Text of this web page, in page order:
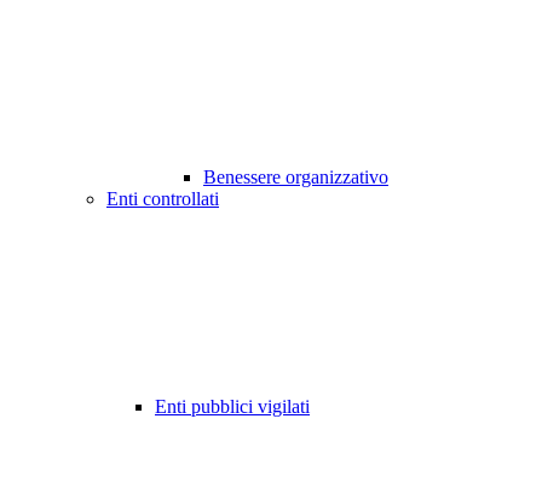
Benessere organizzativo
Enti controllati
Enti pubblici vigilati